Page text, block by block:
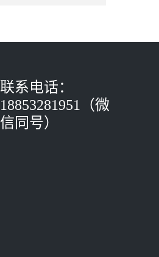
联系电话：
18853281951（微
信同号）